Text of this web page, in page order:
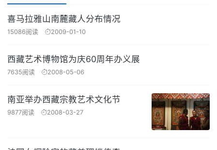
喜马拉雅山南麓藏人分布情况
15086阅读 2009-01-10
西藏艺术博物馆为庆60周年办义展
7635阅读 2008-05-06
南亚举办西藏宗教艺术文化节
9877阅读 2008-03-27